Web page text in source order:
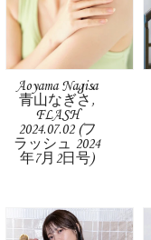
Aoyama Nagisa
青山なぎさ,
FLASH
2024.07.02 (フ
ラッシュ 2024
年7月2日号)